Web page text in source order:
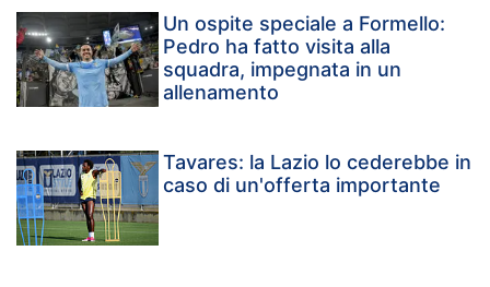
Un ospite speciale a Formello:
Pedro ha fatto visita alla
squadra, impegnata in un
allenamento
Tavares: la Lazio lo cederebbe in
caso di un'offerta importante